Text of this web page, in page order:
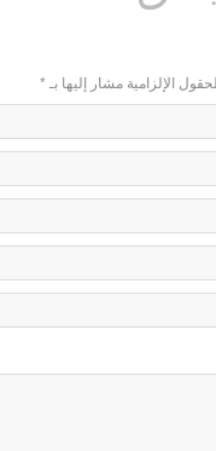
الإلزامية مشار إليها بـ *